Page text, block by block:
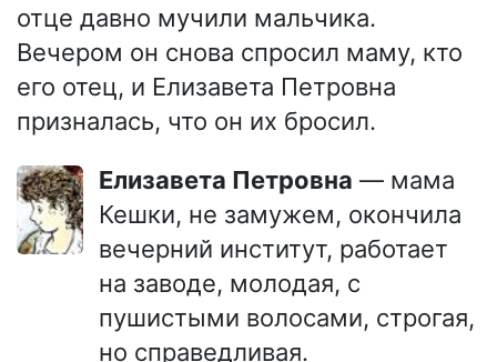
отце давно мучили мальчика.
Вечером он снова спросил маму, кто
его отец, и Елизавета Петровна
призналась, что он их бросил.
Елизавета Петровна — мама
Кешки, не замужем, окончила
вечерний институт, работает
на заводе, молодая, с
пушистыми волосами, строгая,
но справедливая.